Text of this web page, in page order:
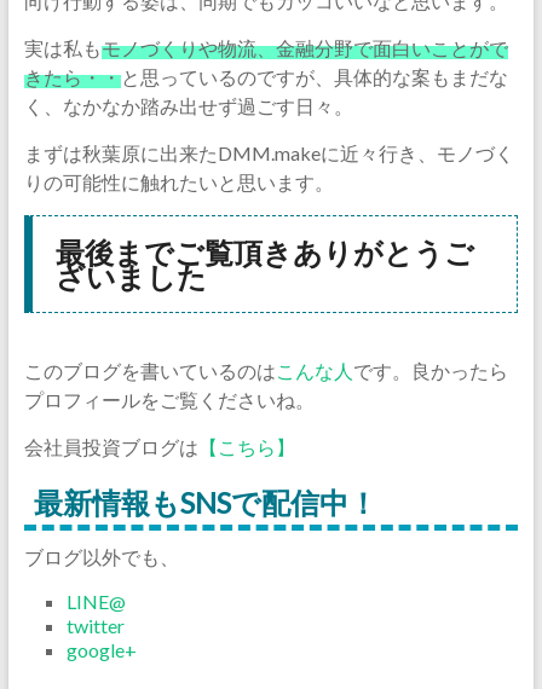
実は私もモノづくりや物流、金融分野で面白いことがで
きたら・・と思っているのですが、具体的な案もまだな
く、なかなか踏み出せず過ごす日々。
まずは秋葉原に出来たDMM.makeに近々行き、モノづく
りの可能性に触れたいと思います。
最後までご覧頂きありがとうご
ざいました
このブログを書いているのは こんな人 です。良かったら
プロフィールをご覧くださいね。
会社員投資ブログは 【こちら】
最新情報もSNSで配信中！
ブログ以外でも、
LINE@
twitter
google+